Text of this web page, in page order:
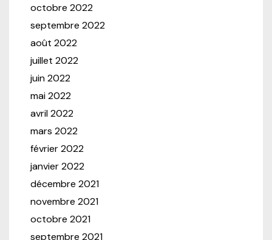
octobre 2022
septembre 2022
août 2022
juillet 2022
juin 2022
mai 2022
avril 2022
mars 2022
février 2022
janvier 2022
décembre 2021
novembre 2021
octobre 2021
septembre 2021